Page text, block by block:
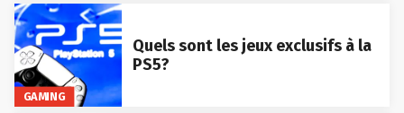
GAMING
Quels sont les jeux exclusifs à la
PS5?